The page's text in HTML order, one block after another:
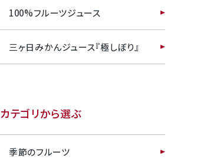
100%フルーツジュース
三ヶ日みかんジュース『極しぼり』
カテゴリから選ぶ
季節のフルーツ